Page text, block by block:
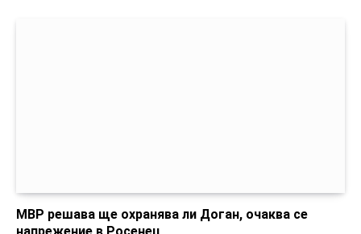
МВР решава ще охранява ли Доган, очаква се